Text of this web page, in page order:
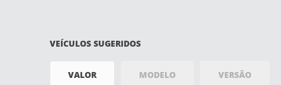
VEÍCULOS SUGERIDOS
VALOR MODELO VERSÃO